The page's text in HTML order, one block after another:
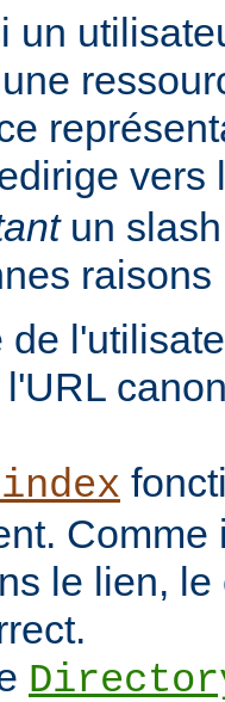
un
vers
un slash
raisons
de
le lien,